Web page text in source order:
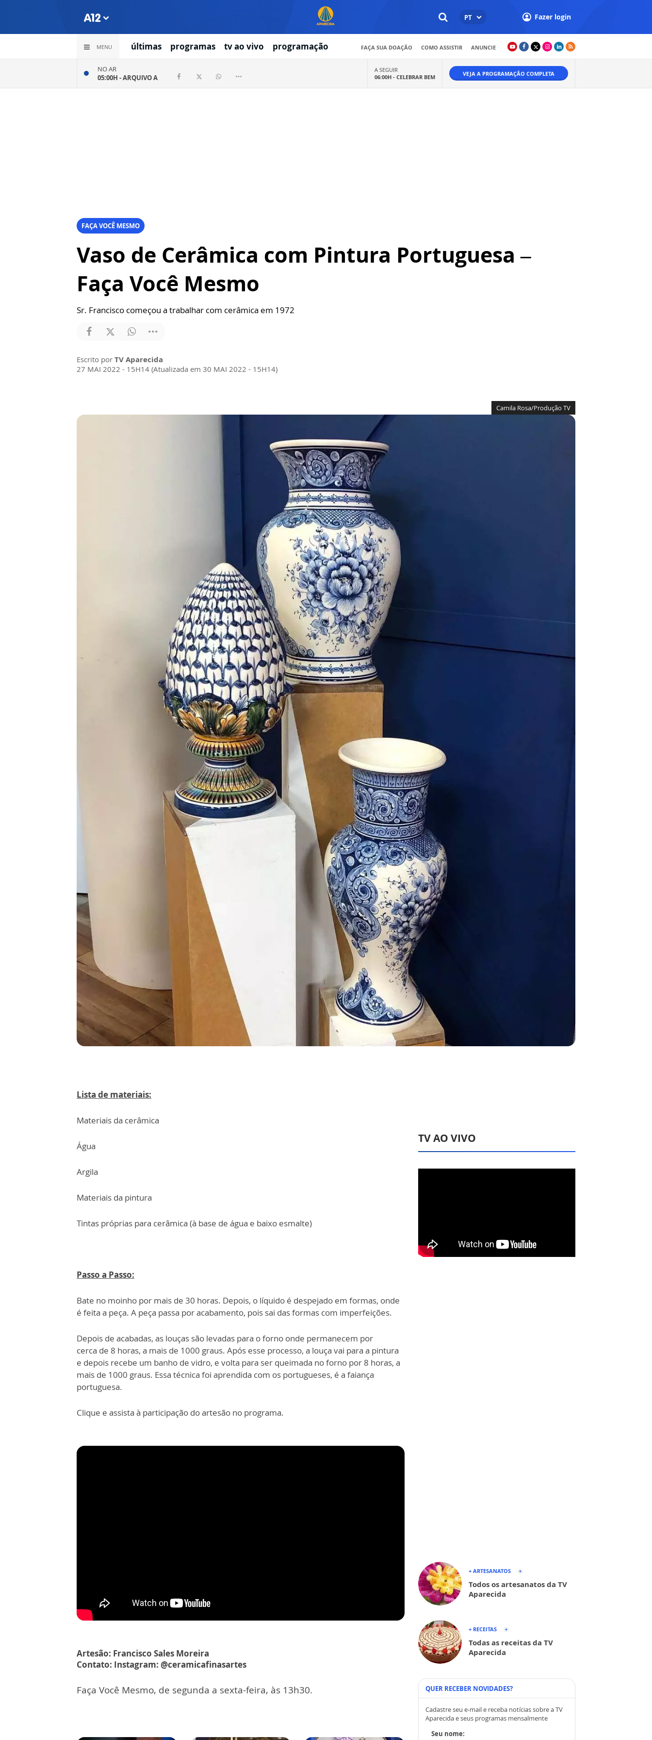
PT Fazer login
MENU últimas programas tv ao vivo programação FAÇA SUA DOAÇÃO COMO ASSISTIR ANUNCIE
NO AR
05:00H -ARQUIVO A
A SEGUIR
06:00H - CELEBRAR BEM VEJA A PROGRAMAÇÃO COMPLETA
FAÇA VOCÊ MESMO
Vaso de Cerâmica com Pintura Portuguesa –
Faça Você Mesmo
Sr. Francisco começou a trabalhar com cerâmica em 1972
Escrito por TV Aparecida
27 MAI 2022 - 15H14 (Atualizada em 30 MAI 2022 - 15H14)
Camila Rosa/Produção TV
Lista de materiais:
Materiais da cerâmica
Água
Argila
Materiais da pintura
Tintas próprias para cerâmica (à base de água e baixo esmalte)
Passo a Passo:
Bate no moinho por mais de 30 horas. Depois, o líquido é despejado em formas, onde
é feita a peça. A peça passa por acabamento, pois sai das formas com imperfeições.
Depois de acabadas, as louças são levadas para o forno onde permanecem por
cerca de 8 horas, a mais de 1000 graus. Após esse processo, a louça vai para a pintura
e depois recebe um banho de vidro, e volta para ser queimada no forno por 8 horas, a
mais de 1000 graus. Essa técnica foi aprendida com os portugueses, é a faiança
portuguesa.
Clique e assista à participação do artesão no programa.
Artesão: Francisco Sales Moreira
Contato: Instagram: @ceramicafinasartes
Faça Você Mesmo, de segunda a sexta-feira, às 13h30.
TV AO VIVO
+ ARTESANATOS
Todos os artesanatos da TV
Aparecida
+ RECEITAS
Todas as receitas da TV
Aparecida
QUER RECEBER NOVIDADES?
Cadastre seu e-mail e receba notícias sobre a TV
Aparecida e seus programas mensalmente
Seu nome: